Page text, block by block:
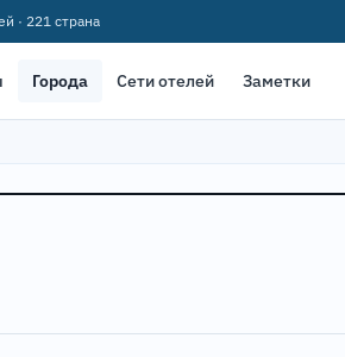
· 221 страна
Города Сети отелей Заметки